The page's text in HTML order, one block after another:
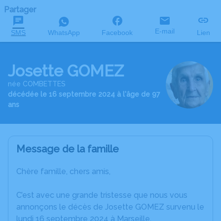
Partager
SMS WhatsApp Facebook E-mail Lien
Josette GOMEZ
née COMBETTES
décédée le 16 septembre 2024 à l'âge de 97
ans
Message de la famille
Chère famille, chers amis,
C’est avec une grande tristesse que nous vous
annonçons le décès de Josette GOMEZ survenu le
lundi 16 septembre 2024 à Marseille.